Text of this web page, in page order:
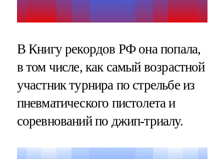
В Книгу рекордов РФ она попала,
в том числе, как самый возрастной
участник турнира по стрельбе из
пневматического пистолета и
соревнований по джип-триалу.